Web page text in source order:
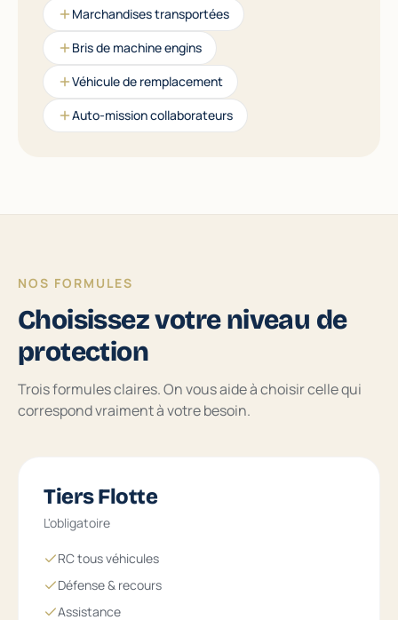
Marchandises transportées
Bris de machine engins
Véhicule de remplacement
Auto-mission collaborateurs
NOS FORMULES
Choisissez votre niveau de
protection
Trois formules claires. On vous aide à choisir celle qui
correspond vraiment à votre besoin.
Tiers Flotte
L'obligatoire
RC tous véhicules
Défense & recours
Assistance